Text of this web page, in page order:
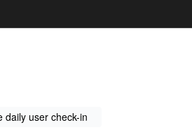
daily user check-in